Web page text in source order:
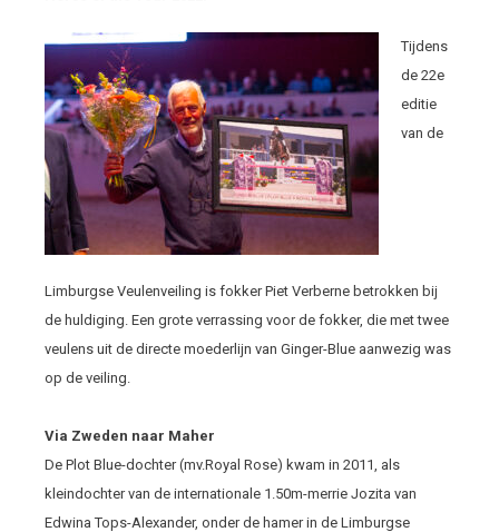
Tijdens
de 22e
editie
van de
Limburgse Veulenveiling is fokker Piet Verberne betrokken bij
de huldiging. Een grote verrassing voor de fokker, die met twee
veulens uit de directe moederlijn van Ginger-Blue aanwezig was
op de veiling.
Via Zweden naar Maher
De Plot Blue-dochter (mv.Royal Rose) kwam in 2011, als
kleindochter van de internationale 1.50m-merrie Jozita van
Edwina Tops-Alexander, onder de hamer in de Limburgse